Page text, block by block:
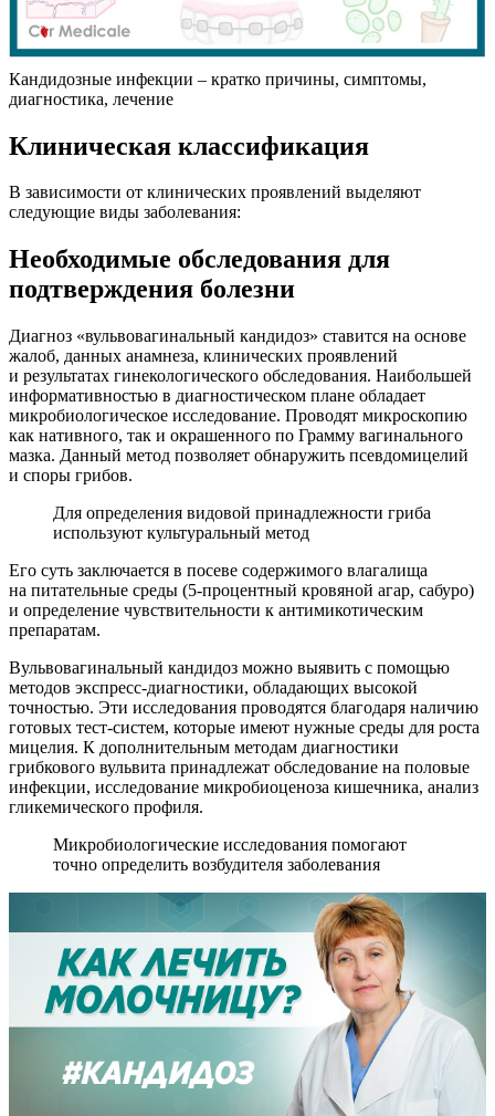
Кандидозные инфекции – кратко причины, симптомы,
диагностика, лечение
Клиническая классификация
В зависимости от клинических проявлений выделяют
следующие виды заболевания:
Необходимые обследования для
подтверждения болезни
Диагноз «вульвовагинальный кандидоз» ставится на основе
жалоб, данных анамнеза, клинических проявлений
и результатах гинекологического обследования. Наибольшей
информативностью в диагностическом плане обладает
микробиологическое исследование. Проводят микроскопию
как нативного, так и окрашенного по Грамму вагинального
мазка. Данный метод позволяет обнаружить псевдомицелий
и споры грибов.
Для определения видовой принадлежности гриба
используют культуральный метод
Его суть заключается в посеве содержимого влагалища
на питательные среды (5-процентный кровяной агар, сабуро)
и определение чувствительности к антимикотическим
препаратам.
Вульвовагинальный кандидоз можно выявить с помощью
методов экспресс-диагностики, обладающих высокой
точностью. Эти исследования проводятся благодаря наличию
готовых тест-систем, которые имеют нужные среды для роста
мицелия. К дополнительным методам диагностики
грибкового вульвита принадлежат обследование на половые
инфекции, исследование микробиоценоза кишечника, анализ
гликемического профиля.
Микробиологические исследования помогают
точно определить возбудителя заболевания